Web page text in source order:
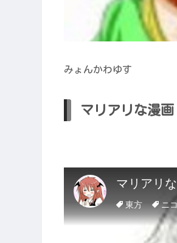
みょんかわゆす
マリアリな漫